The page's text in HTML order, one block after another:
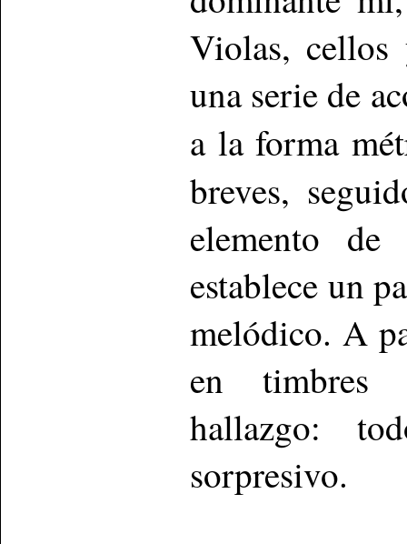
Violas, cellos
una serie de
a la forma
breves,
elemento de
establece un
melódico. A
en timbres
hallazgo:
sorpresivo.